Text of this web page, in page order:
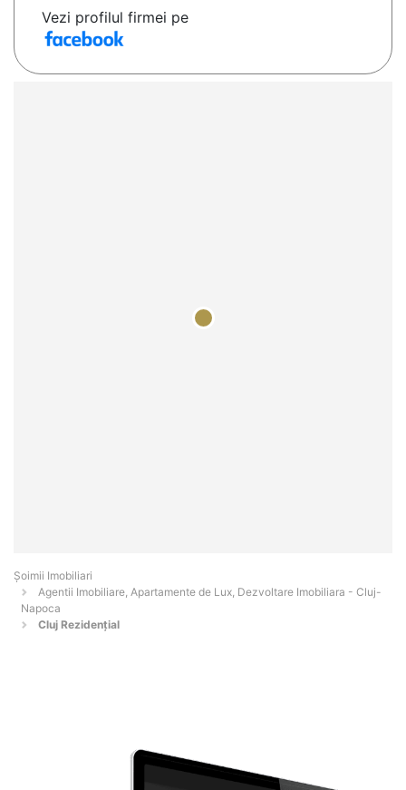
Vezi profilul firmei pe
Șoimii Imobiliari
Agentii Imobiliare, Apartamente de Lux, Dezvoltare Imobiliara - Cluj-
Napoca
Cluj Rezidențial